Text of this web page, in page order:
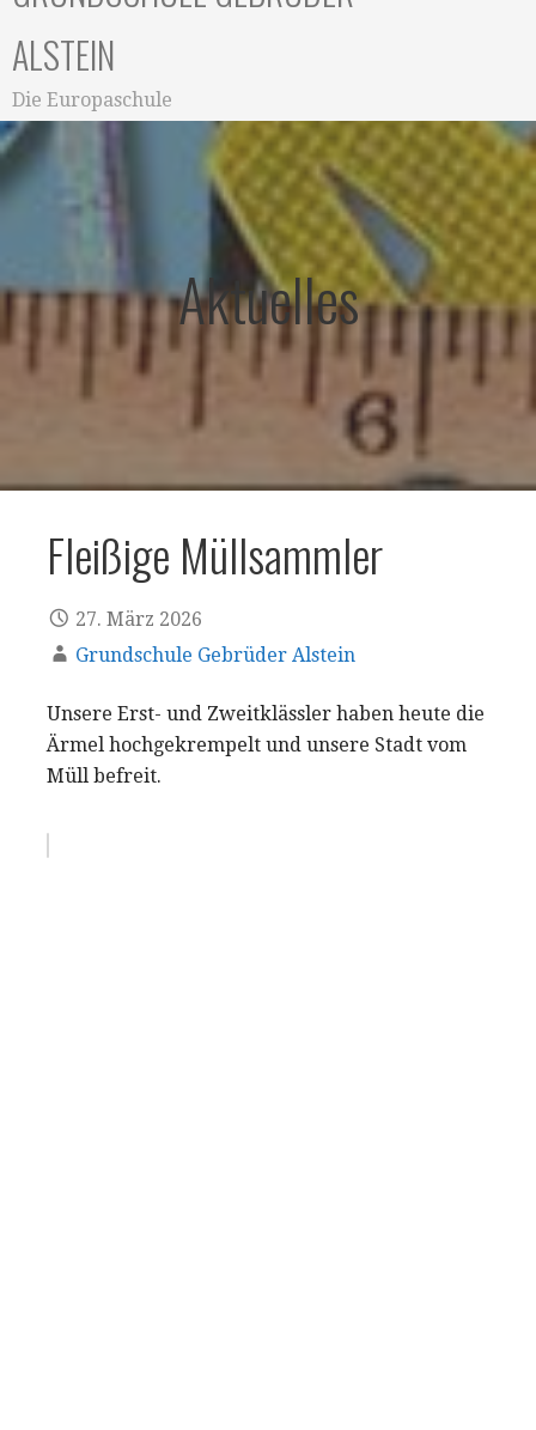
ALSTEIN
Die Europaschule
Aktuelles
Fleißige Müllsammler
27. März 2026
Grundschule Gebrüder Alstein
Unsere Erst- und Zweitklässler haben heute die
Ärmel hochgekrempelt und unsere Stadt vom
Müll befreit.